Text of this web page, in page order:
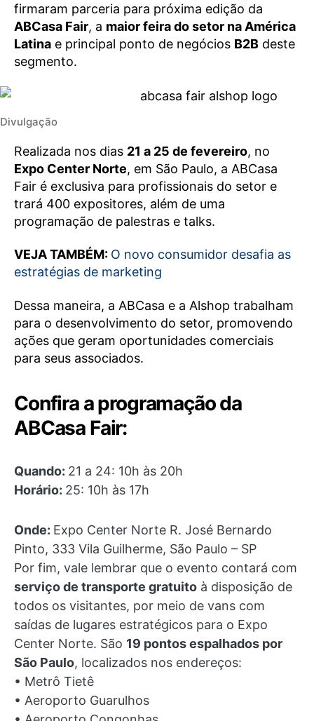
firmaram parceria para próxima edição da
ABCasa Fair, a maior feira do setor na América
Latina e principal ponto de negócios B2B deste
segmento.
Divulgação
Realizada nos dias 21 a 25 de fevereiro, no
Expo Center Norte, em São Paulo, a ABCasa
Fair é exclusiva para profissionais do setor e
trará 400 expositores, além de uma
programação de palestras e talks.
VEJA TAMBÉM: O novo consumidor desafia as
estratégias de marketing
Dessa maneira, a ABCasa e a Alshop trabalham
para o desenvolvimento do setor, promovendo
ações que geram oportunidades comerciais
para seus associados.
Confira a programação da
ABCasa Fair:
Quando: 21 a 24: 10h às 20h
Horário: 25: 10h às 17h
Onde: Expo Center Norte R. José Bernardo
Pinto, 333 Vila Guilherme, São Paulo – SP
Por fim, vale lembrar que o evento contará com
serviço de transporte gratuito à disposição de
todos os visitantes, por meio de vans com
saídas de lugares estratégicos para o Expo
Center Norte. São 19 pontos espalhados por
São Paulo, localizados nos endereços:
• Metrô Tietê
• Aeroporto Guarulhos